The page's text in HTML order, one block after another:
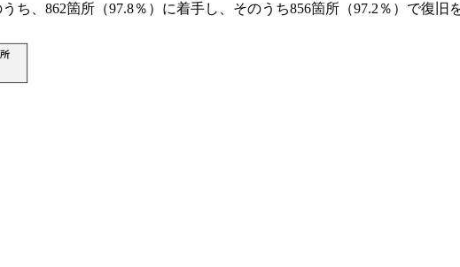
、862箇所（97.8％）に着手し、そのうち856箇所（97.2％）で復旧